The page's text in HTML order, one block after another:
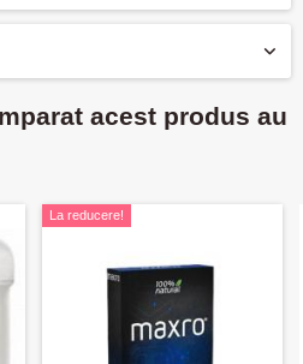
acest produs au
La reducere!